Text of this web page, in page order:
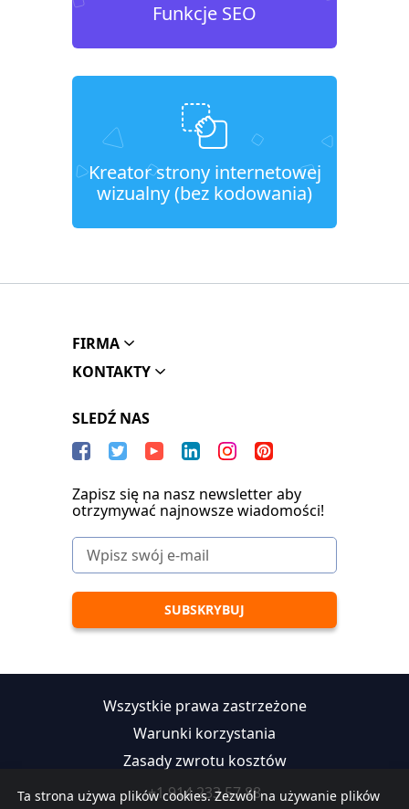
Funkcje SEO
Kreator strony internetowej
wizualny (bez kodowania)
Ta strona używa plików cookies. Zezwól na używanie plików
FIRMA
KONTAKTY
SLEDŹ NAS
Zapisz się na nasz newsletter aby
otrzymywać najnowsze wiadomości!
Wszystkie prawa zastrzeżone
Warunki korzystania
Zasady zwrotu kosztów
+1 914 233 57 88